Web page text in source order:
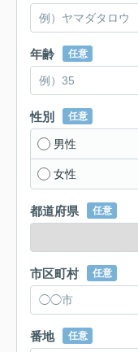
年齢 任意
性別 任意
男性
女性
都道府県 任意
市区町村 任意
番地 任意